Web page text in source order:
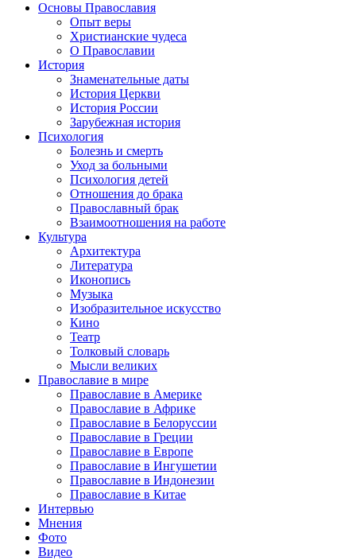
Основы Православия
Опыт веры
Христианские чудеса
О Православии
История
Знаменательные даты
История Церкви
История России
Зарубежная история
Психология
Болезнь и смерть
Уход за больными
Психология детей
Отношения до брака
Православный брак
Взаимоотношения на работе
Культура
Архитектура
Литература
Иконопись
Музыка
Изобразительное искусство
Кино
Театр
Толковый словарь
Мысли великих
Православие в мире
Православие в Америке
Православие в Африке
Православие в Белоруссии
Православие в Греции
Православие в Европе
Православие в Ингушетии
Православие в Индонезии
Православие в Китае
Интервью
Мнения
Фото
Видео